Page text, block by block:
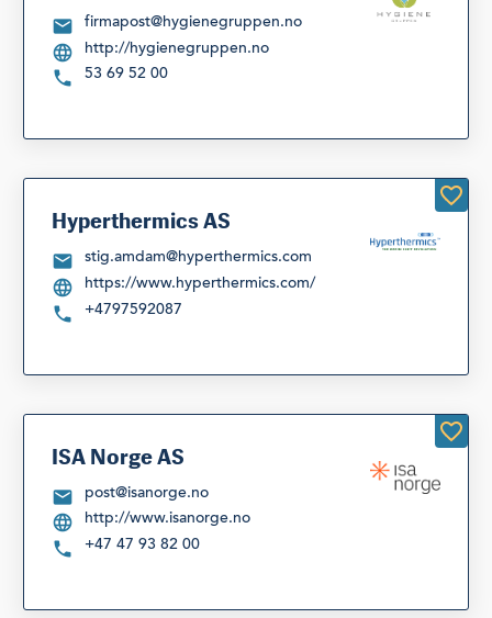
firmapost@hygienegruppen.no
http://hygienegruppen.no
53 69 52 00
Hyperthermics AS
stig.amdam@hyperthermics.com
https://www.hyperthermics.com/
+4797592087
ISA Norge AS
post@isanorge.no
http://www.isanorge.no
+47 47 93 82 00